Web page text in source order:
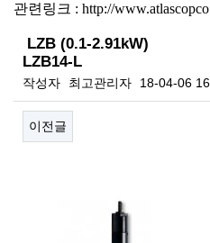
관련링크 : http://
LZB (0.1-2.91kW)
LZB14-L
작성자 최고관리자 18-04-06
이전글